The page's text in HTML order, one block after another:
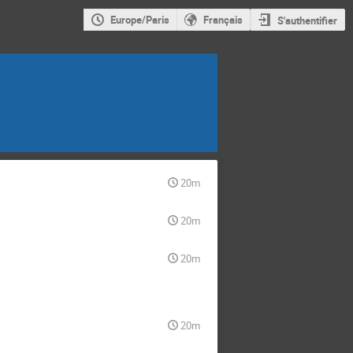
Europe/Paris Français S'authentifier
20m
20m
20m
20m